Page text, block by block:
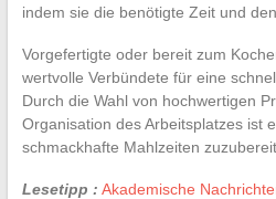
indem sie die benötigte Zeit und
Vorgefertigte oder bereit zum
wertvolle Verbündete für eine
Durch die Wahl von hochwertigen
Organisation des Arbeitsplatzes ist
schmackhafte Mahlzeiten
Lesetipp : Akademische